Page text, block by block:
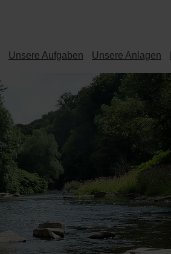
Unsere Aufgaben Unsere Anlagen